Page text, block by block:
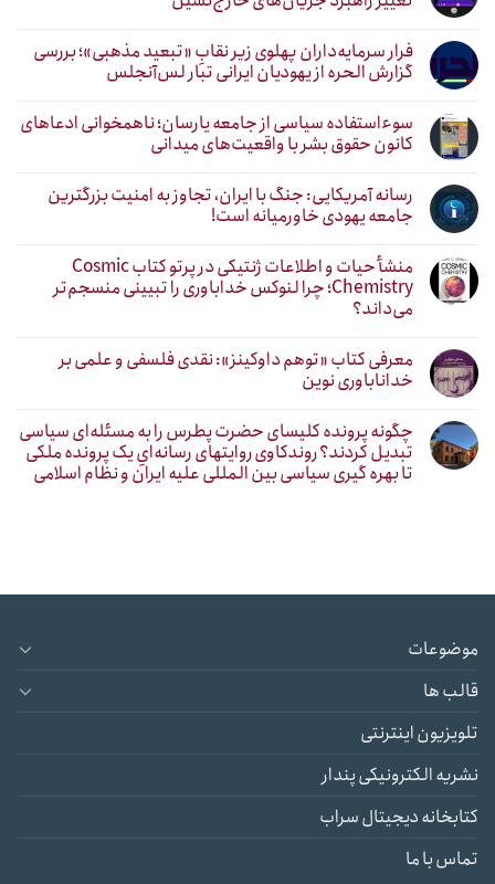
فرار سرمایه‌داران پهلوی زیر نقابِ «تبعید مذهبی»؛ بررسی
گزارش الحره از یهودیان ایرانی تبار لس‌آنجلس
سوءاستفاده سیاسی از جامعه یارسان؛ ناهمخوانی ادعاهای
کانون حقوق بشر با واقعیت‌های میدانی
رسانه آمریکایی: جنگ با ایران، تجاوز به امنیت بزرگترین
جامعه یهودی خاورمیانه است!
منشأ حیات و اطلاعات ژنتیکی در پرتو کتاب Cosmic
Chemistry؛ چرا لنوکس خداباوری را تبیینی منسجم‌تر
می‌داند؟
معرفی کتاب «توهم داوکینز»: نقدی فلسفی و علمی بر
خداناباوری نوین
چگونه پرونده کلیسای حضرت پطرس را به مسئله‌ای سیاسی
تبدیل کردند؟ روندکاوی روایتهای رسانه‌ایِ یک پرونده ملکی
تا بهره گیری سیاسی بین المللی علیه ایران و نظام اسلامی
موضوعات
قالب ها
تلویزیون اینترنتی
نشریه الکترونیکی پندار
کتابخانه دیجیتال سراب
تماس با ما